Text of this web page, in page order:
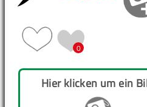
0
Hier klicken um ein